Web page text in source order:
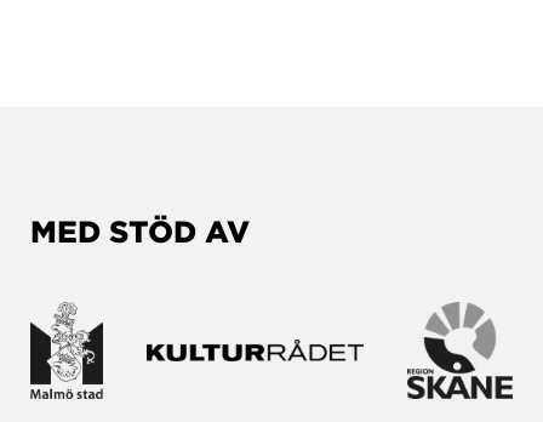
MED STÖD AV